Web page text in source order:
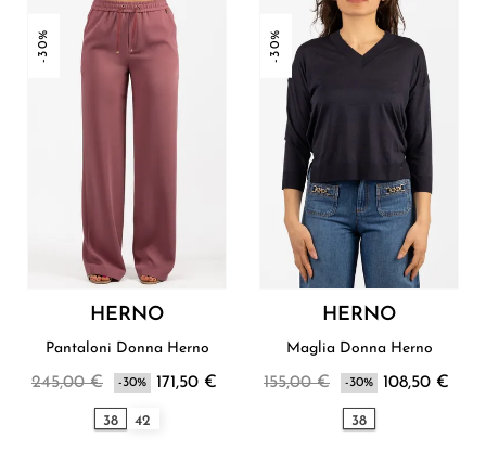
-30%
HERNO
Pantaloni Donna Herno
245,00 € -30% 171,50 €
38 42
-30%
HERNO
Maglia Donna Herno
155,00 € -30% 108,50 €
38